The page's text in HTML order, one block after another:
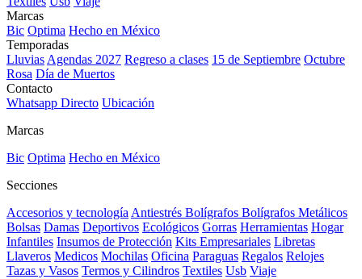
Marcas
Bic Optima Hecho en México
Temporadas
Lluvias Agendas 2027 Regreso a clases 15 de Septiembre Octubre
Rosa Día de Muertos
Contacto
Whatsapp Directo Ubicación
Marcas
Bic Optima Hecho en México
Secciones
Accesorios y tecnología Antiestrés Bolígrafos Bolígrafos Metálicos
Bolsas Damas Deportivos Ecológicos Gorras Herramientas Hogar
Infantiles Insumos de Protección Kits Empresariales Libretas
Llaveros Medicos Mochilas Oficina Paraguas Regalos Relojes
Tazas y Vasos Termos y Cilindros Textiles Usb Viaje